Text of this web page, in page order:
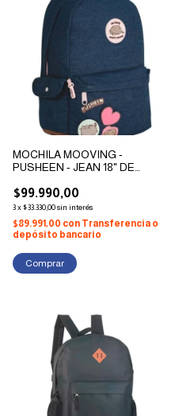
MOCHILA MOOVING -
PUSHEEN - JEAN 18" DE
$99.990,00
3x$33.330,00sin interés
$89.991,00 con Transferencia o
depósito bancario